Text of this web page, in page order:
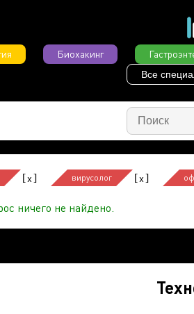
Биохакинг
Все
[x] вирусолог [x]
ничего не найдено.